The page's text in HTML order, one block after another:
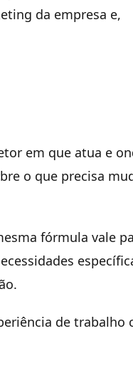
da empresa e,
em que atua e
o que precisa
fórmula vale
de trabalho